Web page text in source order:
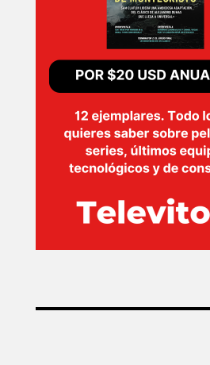
PELICULAS
SERIES
PLUS
EVENTOS